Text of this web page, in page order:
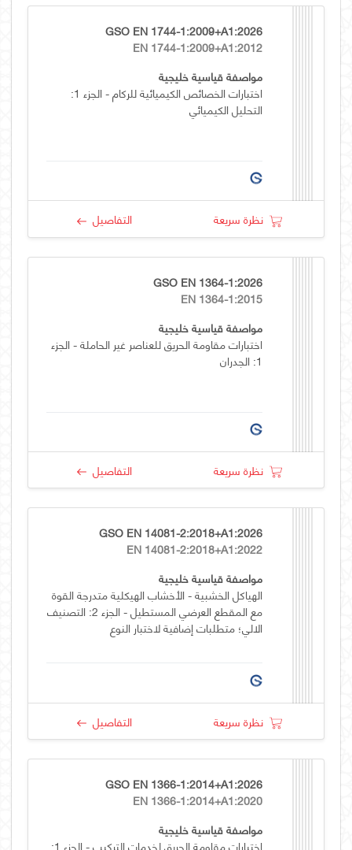
GSO EN 1744-1:2009+A1:2026
EN 1744-1:2009+A1:2012
مواصفة قياسية خليجية
اختبارات الخصائص الكيميائية للركام - الجزء 1:
التحليل الكيميائي
نظرة سريعة التفاصيل
GSO EN 1364-1:2026
EN 1364-1:2015
مواصفة قياسية خليجية
اختبارات مقاومة الحريق للعناصر غير الحاملة - الجزء
1: الجدران
نظرة سريعة التفاصيل
GSO EN 14081-2:2018+A1:2026
EN 14081-2:2018+A1:2022
مواصفة قياسية خليجية
الهياكل الخشبية - الأخشاب الهيكلية متدرجة القوة
مع المقطع العرضي المستطيل - الجزء 2: التصنيف
الالي؛ متطلبات إضافية لاختبار النوع
نظرة سريعة التفاصيل
GSO EN 1366-1:2014+A1:2026
EN 1366-1:2014+A1:2020
مواصفة قياسية خليجية
اختبارات مقاومة الحريق لخدمات التركيب - الجزء 1: